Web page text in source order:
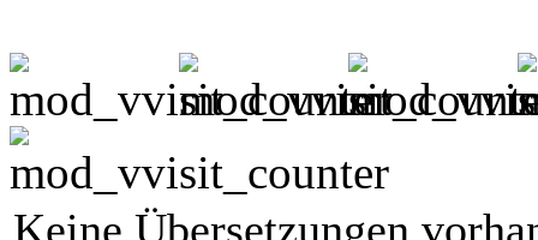
Keine Übersetzungen